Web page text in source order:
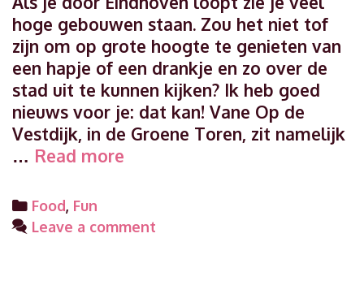
hoge gebouwen staan. Zou het niet tof
zijn om op grote hoogte te genieten van
een hapje of een drankje en zo over de
stad uit te kunnen kijken? Ik heb goed
nieuws voor je: dat kan! Vane Op de
Vestdijk, in de Groene Toren, zit namelijk
… Read more
in
Categories
Food, Fun
Leave a comment